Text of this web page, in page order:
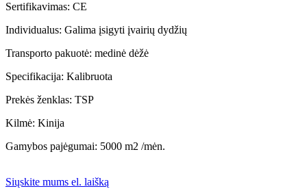
Sertifikavimas: CE
Individualus: Galima įsigyti įvairių dydžių
Transporto pakuotė: medinė dėžė
Specifikacija: Kalibruota
Prekės ženklas: TSP
Kilmė: Kinija
Gamybos pajėgumai: 5000 m2 /mėn.
Siųskite mums el. laišką